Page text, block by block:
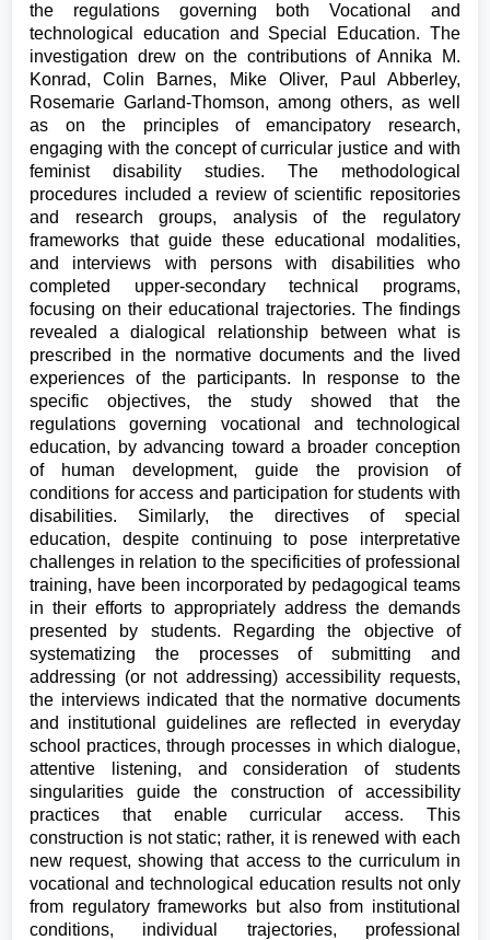
the regulations governing both Vocational and
technological education and Special Education. The
investigation drew on the contributions of Annika M.
Konrad, Colin Barnes, Mike Oliver, Paul Abberley,
Rosemarie Garland-Thomson, among others, as well
as on the principles of emancipatory research,
engaging with the concept of curricular justice and with
feminist disability studies. The methodological
procedures included a review of scientific repositories
and research groups, analysis of the regulatory
frameworks that guide these educational modalities,
and interviews with persons with disabilities who
completed upper-secondary technical programs,
focusing on their educational trajectories. The findings
revealed a dialogical relationship between what is
prescribed in the normative documents and the lived
experiences of the participants. In response to the
specific objectives, the study showed that the
regulations governing vocational and technological
education, by advancing toward a broader conception
of human development, guide the provision of
conditions for access and participation for students with
disabilities. Similarly, the directives of special
education, despite continuing to pose interpretative
challenges in relation to the specificities of professional
training, have been incorporated by pedagogical teams
in their efforts to appropriately address the demands
presented by students. Regarding the objective of
systematizing the processes of submitting and
addressing (or not addressing) accessibility requests,
the interviews indicated that the normative documents
and institutional guidelines are reflected in everyday
school practices, through processes in which dialogue,
attentive listening, and consideration of students
singularities guide the construction of accessibility
practices that enable curricular access. This
construction is not static; rather, it is renewed with each
new request, showing that access to the curriculum in
vocational and technological education results not only
from regulatory frameworks but also from institutional
conditions, individual trajectories, professional